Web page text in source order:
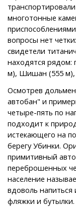
многотонные
вопросы нет
свидетели
находятся рядом:
м), Шишан (555 м),
Осмотрев
автобан" и
четыре-пять по
подходит к
истекающего на
берегу Убинки.
примитивный
переброшенных
население
вдоволь напиться
фляжки и бутылки.